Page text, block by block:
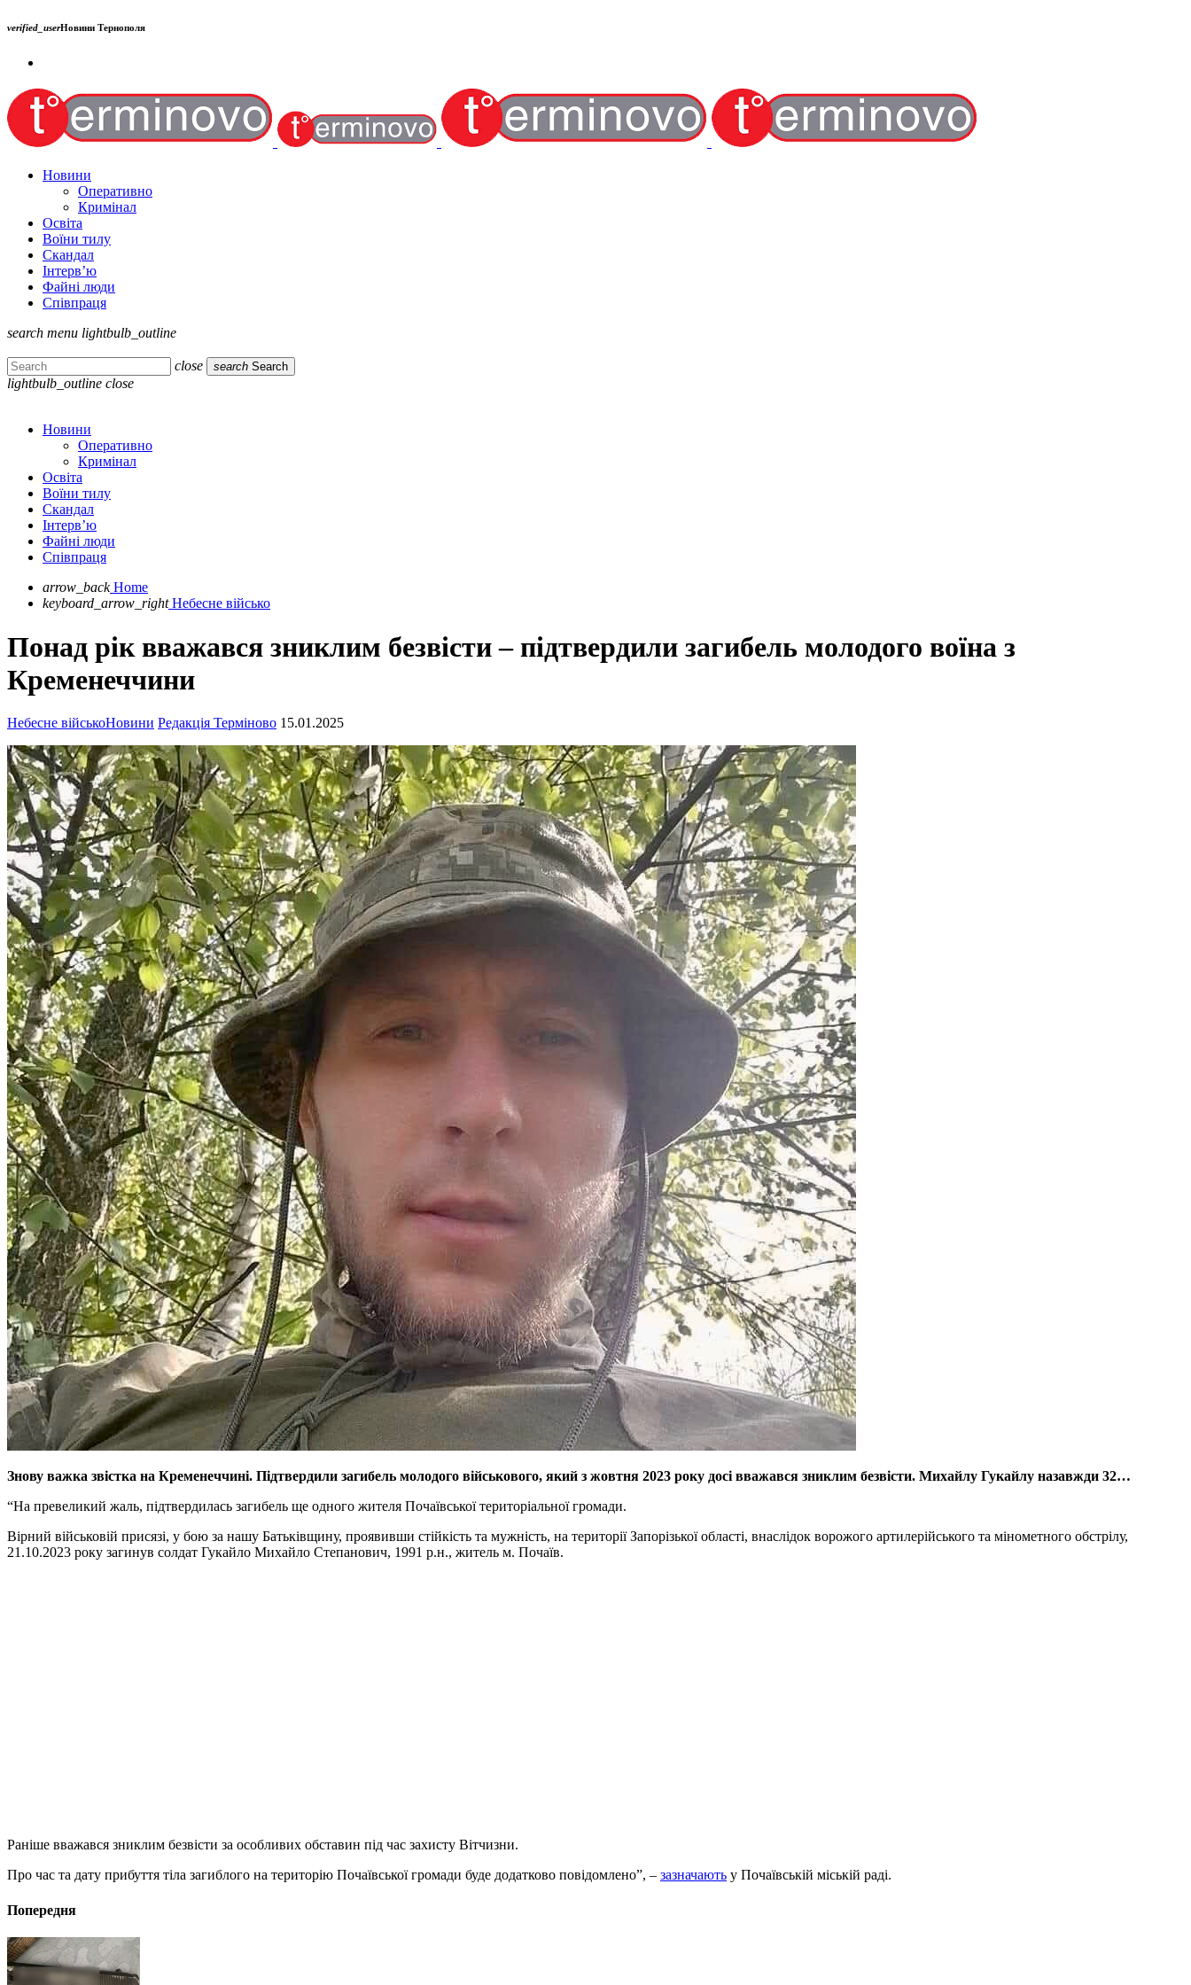
verified_userНовини Тернополя
Новини
Оперативно
Кримінал
Освіта
Воїни тилу
Скандал
Інтерв’ю
Файні люди
Співпраця
search menu lightbulb_outline
close search Search
lightbulb_outline close
Новини
Оперативно
Кримінал
Освіта
Воїни тилу
Скандал
Інтерв’ю
Файні люди
Співпраця
arrow_back Home
keyboard_arrow_right Небесне військо
Понад рік вважався зниклим безвісти – підтвердили загибель молодого воїна з
Кременеччини
Небесне військоНовини Редакція Терміново 15.01.2025
Знову важка звістка на Кременеччині. Підтвердили загибель молодого військового, який з жовтня 2023 року досі вважався зниклим безвісти. Михайлу Гукайлу назавжди 32…
“На превеликий жаль, підтвердилась загибель ще одного жителя Почаївської територіальної громади.
Вірний військовій присязі, у бою за нашу Батьківщину, проявивши стійкість та мужність, на території Запорізької області, внаслідок ворожого артилерійського та мінометного обстрілу,
21.10.2023 року загинув солдат Гукайло Михайло Степанович, 1991 р.н., житель м. Почаїв.
Раніше вважався зниклим безвісти за особливих обставин під час захисту Вітчизни.
Про час та дату прибуття тіла загиблого на територію Почаївської громади буде додатково повідомлено”, – зазначають у Почаївській міській раді.
Попередня